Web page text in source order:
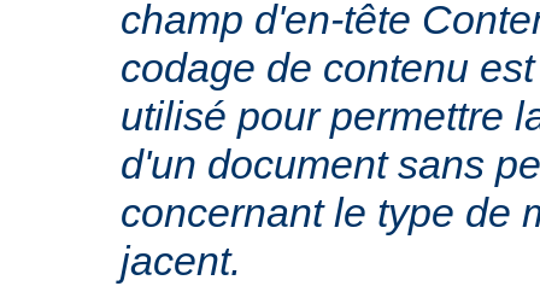
champ d'en-tête
codage de contenu
utilisé pour permettre
d'un document sans
concernant le type de
jacent.